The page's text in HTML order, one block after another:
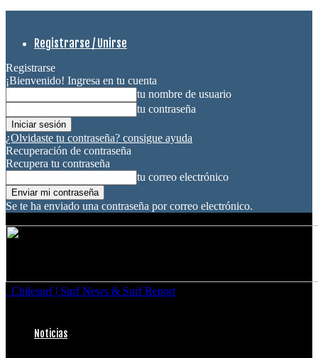
Registrarse / Unirse
Registrarse
¡Bienvenido! Ingresa en tu cuenta
tu nombre de usuario
tu contraseña
¿Olvidaste tu contraseña? consigue ayuda
Recuperación de contraseña
Recupera tu contraseña
tu correo electrónico
Se te ha enviado una contraseña por correo electrónico.
Chilesurf | Surf News & Surf Report
Noticias